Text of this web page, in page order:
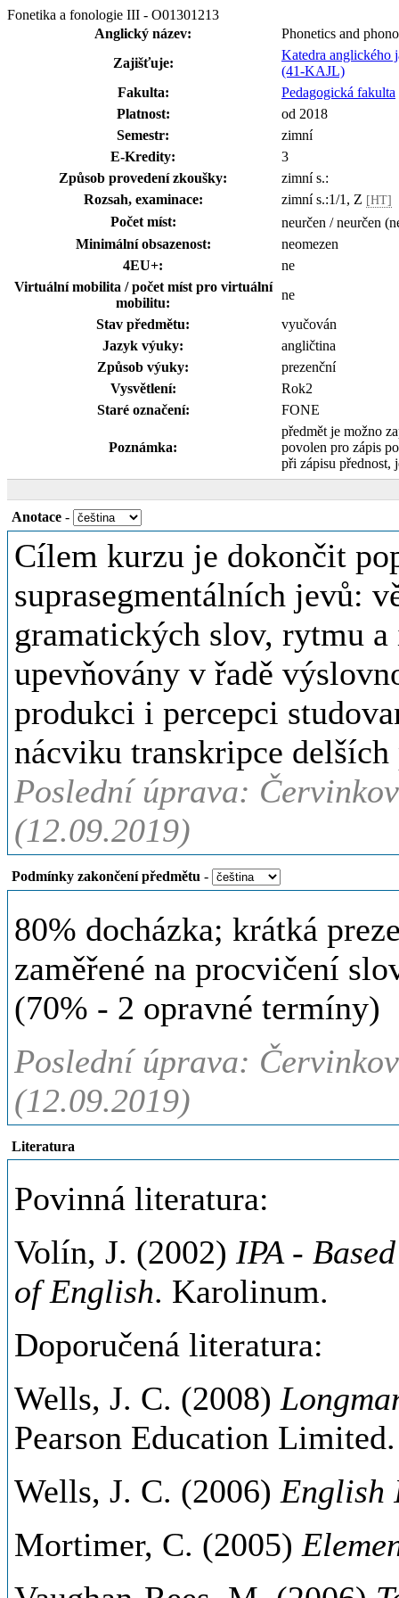
Fonetika a fonologie III - O01301213
Anglický název:
Phonetics and
Zajišťuje:
Katedra anglického
(41-KAJL)
Fakulta:
Pedagogická fakulta
Platnost:
od 2018
Semestr:
zimní
E-Kredity:
3
Způsob provedení zkoušky:
zimní s.:
Rozsah, examinace:
zimní s.:1/1, Z [HT]
Počet míst:
neurčen / neurčen
Minimální obsazenost:
neomezen
4EU+:
ne
Virtuální mobilita / počet míst pro virtuální
mobilitu:
ne
Stav předmětu:
vyučován
Jazyk výuky:
angličtina
Způsob výuky:
prezenční
Vysvětlení:
Rok2
Staré označení:
FONE
Poznámka:
předmět je možno
povolen pro zápis
při zápisu přednost,
Anotace -
Cílem kurzu je dokončit
suprasegmentálních jevů:
gramatických slov, rytmu
upevňovány v řadě
produkci i percepci
nácviku transkripce delších
Poslední úprava:
(12.09.2019)
Podmínky zakončení předmětu -
80% docházka; krátká
zaměřené na procvičení
(70% - 2 opravné termíny)
Poslední úprava:
(12.09.2019)
Literatura
Povinná literatura:
Volín, J. (2002) IPA -
of English. Karolinum.
Doporučená literatura:
Wells, J. C. (2008)
Pearson Education Limited.
Wells, J. C. (2006) English
Mortimer, C. (2005)